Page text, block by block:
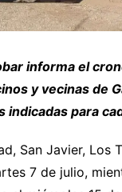
informa el
y vecinas de
indicadas para
San Javier,
7 de julio,